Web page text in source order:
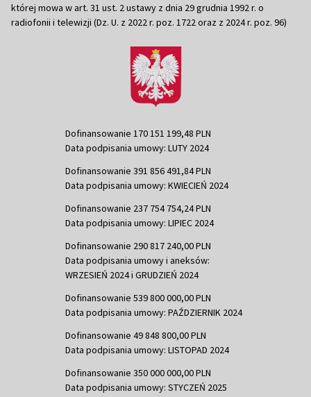
której mowa w art. 31 ust. 2 ustawy z dnia 29 grudnia 1992 r. o
radiofonii i telewizji (Dz. U. z 2022 r. poz. 1722 oraz z 2024 r. poz. 96)
Dofinansowanie 170 151 199,48 PLN
Data podpisania umowy: LUTY 2024
Dofinansowanie 391 856 491,84 PLN
Data podpisania umowy: KWIECIEŃ 2024
Dofinansowanie 237 754 754,24 PLN
Data podpisania umowy: LIPIEC 2024
Dofinansowanie 290 817 240,00 PLN
Data podpisania umowy i aneksów:
WRZESIEŃ 2024 i GRUDZIEŃ 2024
Dofinansowanie 539 800 000,00 PLN
Data podpisania umowy: PAŹDZIERNIK 2024
Dofinansowanie 49 848 800,00 PLN
Data podpisania umowy: LISTOPAD 2024
Dofinansowanie 350 000 000,00 PLN
Data podpisania umowy: STYCZEŃ 2025